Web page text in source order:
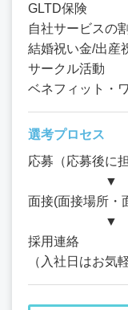
GLTD保険
自社サービスの
結婚祝い金/出産
サークル活動
ベネフィット・
選考プロセス
応募（応募後に
▼
面接(面接場所・
▼
採用連絡
（入社日はお気